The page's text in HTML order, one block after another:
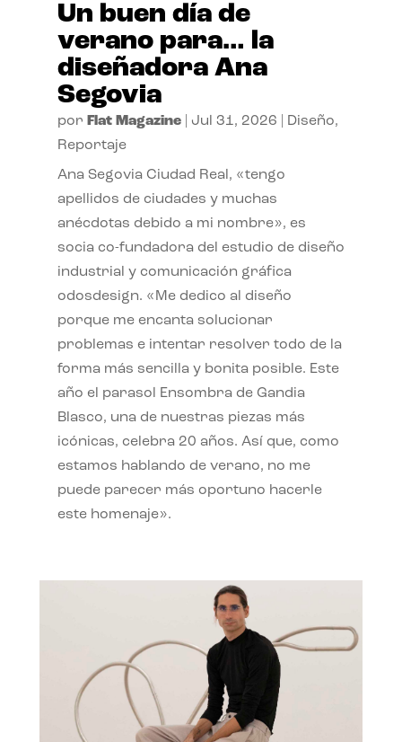
Un buen día de
verano para… la
diseñadora Ana
Segovia
por Flat Magazine| Jul 31, 2026 Diseño,
Reportaje
Ana Segovia Ciudad Real, «tengo
apellidos de ciudades y muchas
anécdotas debido a mi nombre», es
socia co-fundadora del estudio de diseño
industrial y comunicación gráfica
odosdesign. «Me dedico al diseño
porque me encanta solucionar
problemas e intentar resolver todo de la
forma más sencilla y bonita posible. Este
año el parasol Ensombra de Gandia
Blasco, una de nuestras piezas más
icónicas, celebra 20 años. Así que, como
estamos hablando de verano, no me
puede parecer más oportuno hacerle
este homenaje».